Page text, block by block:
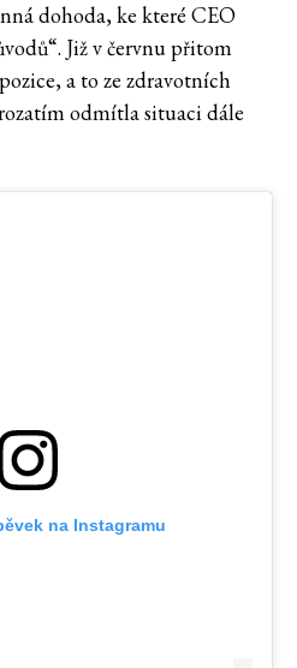
dohoda, ke které CEO
Již v červnu přitom
a to ze zdravotních
odmítla situaci dále
na Instagramu